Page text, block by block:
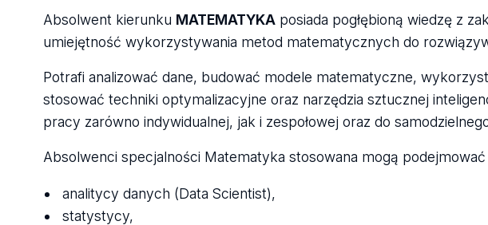
Absolwent kierunku MATEMATYKAposiada pogłębioną wiedzę z
umiejętność wykorzystywania metod matematycznych do
Potrafi analizować dane, budować modele matematyczne,
stosować techniki optymalizacyjne oraz narzędzia sztucznej
pracy zarówno indywidualnej, jak i zespołowej oraz do
Absolwenci specjalności Matematyka stosowana mogą
analitycy danych (Data Scientist),
statystycy,